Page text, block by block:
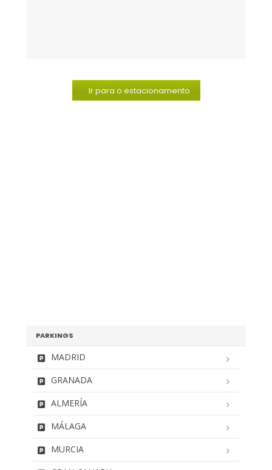
Ir para o estacionamento
PARKINGS
MADRID
GRANADA
ALMERÍA
MÁLAGA
MURCIA